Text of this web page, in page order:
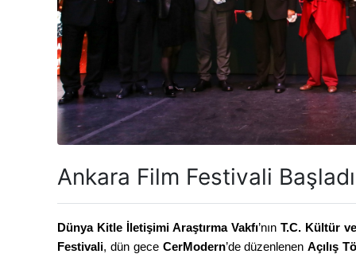
Ankara Film Festivali
Dünya Kitle İletişimi Araştırma Vakfı’nın T.C. Kültür
Festivali, dün gece CerModern’de düzenlenenAçılış